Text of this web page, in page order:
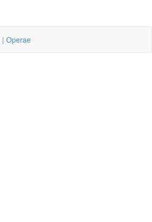
| Operae